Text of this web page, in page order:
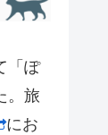
「ぽ
。旅
にお